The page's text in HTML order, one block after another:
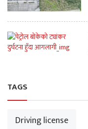
TAGS
Driving license